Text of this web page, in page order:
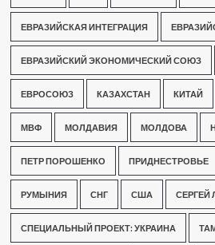
ЕВРАЗИЙСКАЯ ИНТЕГРАЦИЯ
ЕВРАЗИЙСКИЙ ЭКОНОМИЧЕСКИЙ СОЮЗ
ЕВРОСОЮЗ КАЗАХСТАН КИТАЙ
МВФ МОЛДАВИЯ МОЛДОВА
ПЕТР ПОРОШЕНКО ПРИДНЕСТРОВЬЕ
РУМЫНИЯ СНГ США СЕРГЕЙ
СПЕЦИАЛЬНЫЙ ПРОЕКТ: УКРАИНА